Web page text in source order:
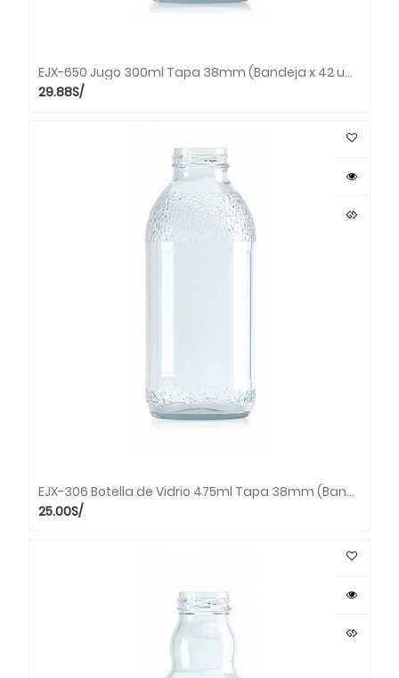
EJX-650 Jugo 300ml Tapa 38mm (Bandeja x 42 unds.)
S/
29.88
EJX-306 Botella de Vidrio 475ml Tapa 38mm (Bandeja x 33 unds.)
S/
25.00